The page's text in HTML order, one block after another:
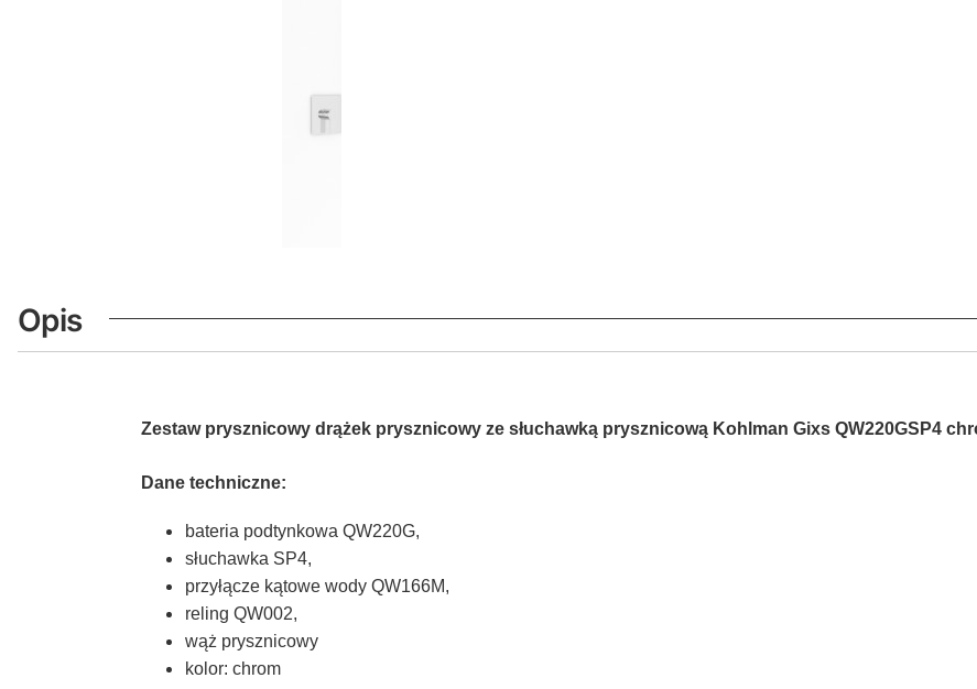
Opis
Zestaw prysznicowy drążek prysznicowy ze słuchawką prysznicową Kohlman Gixs QW220GSP4
Dane techniczne:
bateria podtynkowa QW220G,
słuchawka SP4,
przyłącze kątowe wody QW166M,
reling QW002,
wąż prysznicowy
kolor: chrom